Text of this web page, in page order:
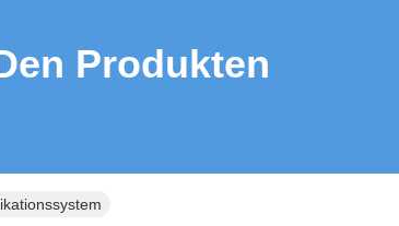
Produkten